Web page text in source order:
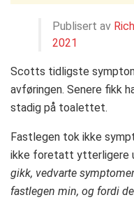
Publisert av
2021
Scotts tidligste
avføringen. Senere fikk
stadig på toalettet.
Fastlegen tok ikke
ikke foretatt ytterligere
gikk, vedvarte
fastlegen min, og fordi